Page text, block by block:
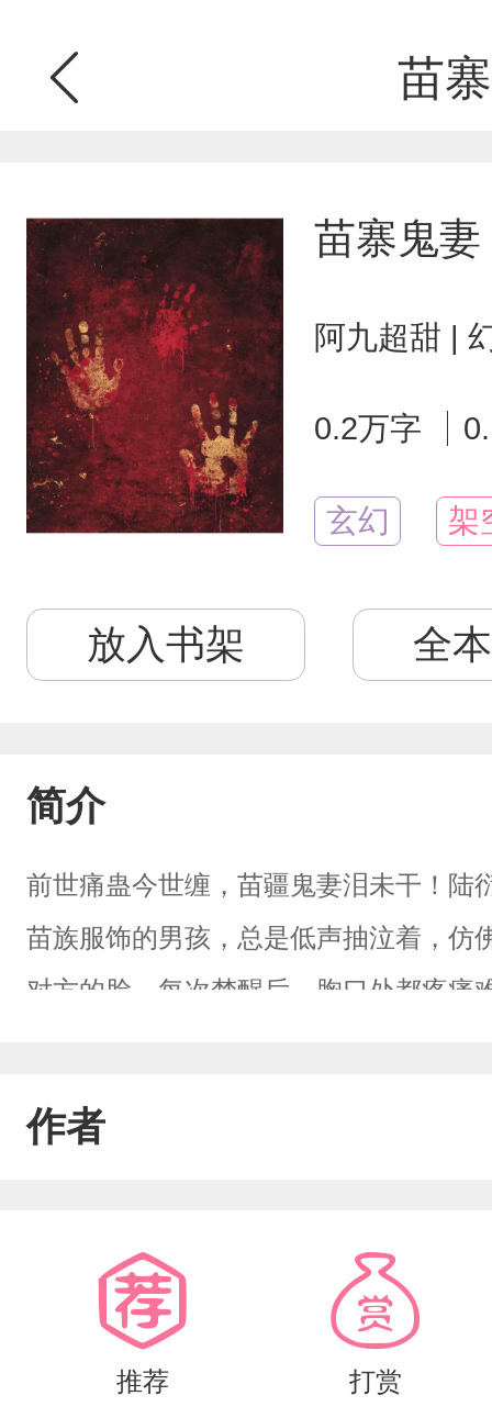
苗
苗寨鬼妻
阿九超甜 |
0.2万字
玄幻 架
放入书架 全
简介
前世痛蛊今世缠，苗疆鬼妻泪未干！陆
苗族服饰的男孩，总是低声抽泣着，仿
对方的脸，每次梦醒后，胸口处都疼痛
美稚嫩男孩的照片，为什么会有种莫
作者
推荐 打赏